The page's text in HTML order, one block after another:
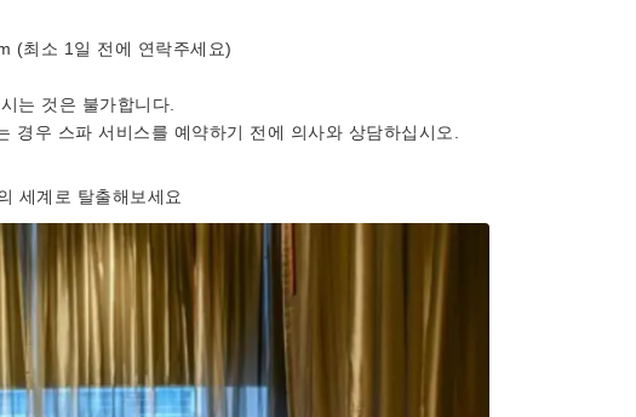
(최소 1일 전에 연락주세요)
는 것은 불가합니다.
경우 스파 서비스를 예약하기 전에 의사와 상담하십시오.
세계로 탈출해보세요